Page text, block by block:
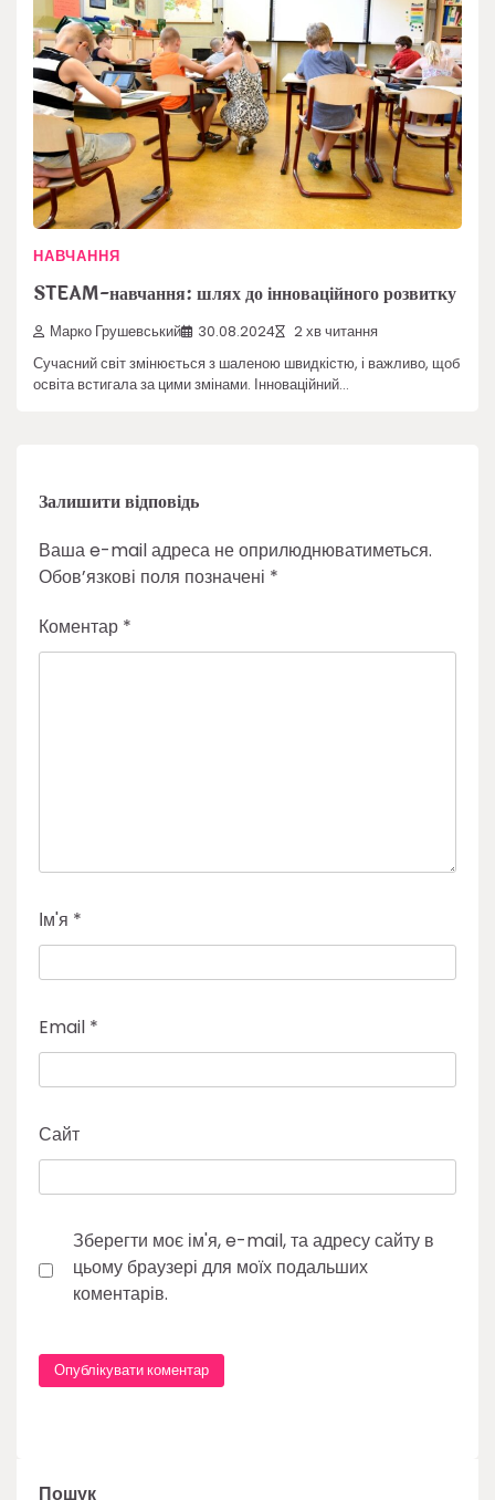
НАВЧАННЯ
STEAM-навчання: шлях до інноваційного розвитку
Марко Грушевський 30.08.2024 2 хв читання
Сучасний світ змінюється з шаленою швидкістю, і важливо, щоб
освіта встигала за цими змінами. Інноваційний…
Залишити відповідь
Ваша e-mail адреса не оприлюднюватиметься.
Обов’язкові поля позначені *
Коментар *
Ім'я *
Email *
Сайт
Зберегти моє ім'я, e-mail, та адресу сайту в
цьому браузері для моїх подальших
коментарів.
Пошук